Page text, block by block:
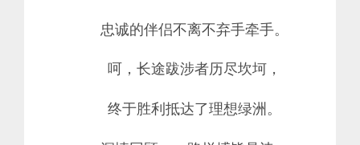
忠诚的伴侣不离不弃手牵手。
呵，长途跋涉者历尽坎坷，
终于胜利抵达了理想绿洲。